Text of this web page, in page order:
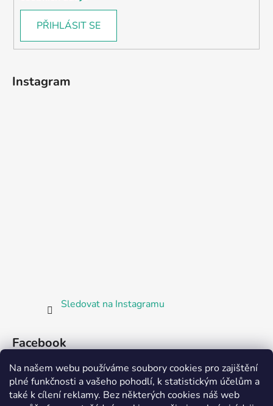
Na našem webu používáme soubory cookies pro zajištění
plné funkčnosti a vašeho pohodlí, k statistickým účelům a
také k cílení reklamy. Bez některých cookies náš web
PŘIHLÁSIT SE
Instagram
Sledovat na Instagramu
Facebook